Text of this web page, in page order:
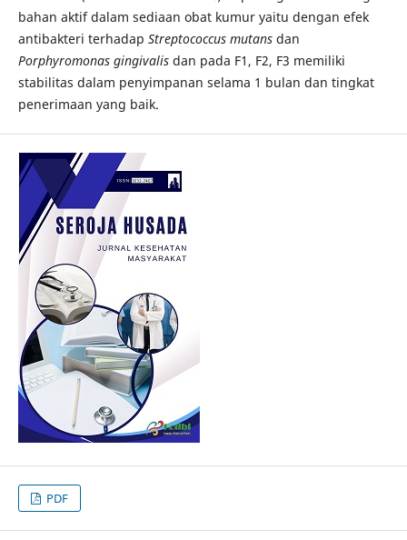
bahan aktif dalam sediaan obat kumur yaitu dengan efek
antibakteri terhadap Streptococcus mutans dan
Porphyromonas gingivalis dan pada F1, F2, F3 memiliki
stabilitas dalam penyimpanan selama 1 bulan dan tingkat
penerimaan yang baik.
PDF